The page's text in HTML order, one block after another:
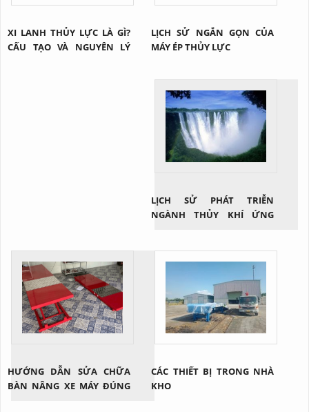
XI LANH THỦY LỰC LÀ GÌ?
CẤU TẠO VÀ NGUYÊN LÝ
LỊCH SỬ NGẮN GỌN CỦA
MÁY ÉP THỦY LỰC
LỊCH SỬ PHÁT TRIỄN
NGÀNH THỦY KHÍ ỨNG
HƯỚNG DẪN SỬA CHỮA
BÀN NÂNG XE MÁY ĐÚNG
CÁC THIẾT BỊ TRONG NHÀ
KHO